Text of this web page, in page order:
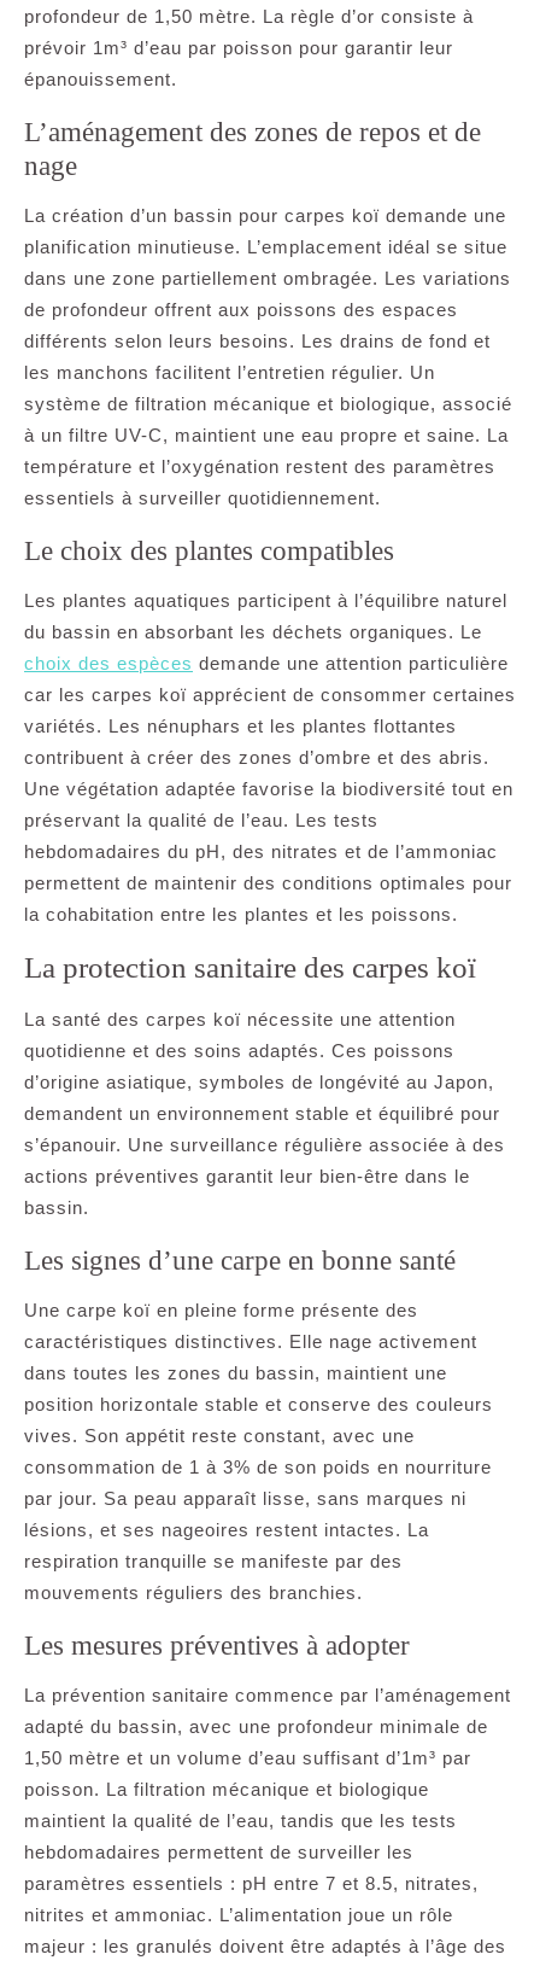
profondeur de 1,50 mètre. La règle d’or consiste à
prévoir 1m³ d’eau par poisson pour garantir leur
épanouissement.
L’aménagement des zones de repos et de
nage
La création d’un bassin pour carpes koï demande une
planification minutieuse. L’emplacement idéal se situe
dans une zone partiellement ombragée. Les variations
de profondeur offrent aux poissons des espaces
différents selon leurs besoins. Les drains de fond et
les manchons facilitent l’entretien régulier. Un
système de filtration mécanique et biologique, associé
à un filtre UV-C, maintient une eau propre et saine. La
température et l’oxygénation restent des paramètres
essentiels à surveiller quotidiennement.
Le choix des plantes compatibles
Les plantes aquatiques participent à l’équilibre naturel
du bassin en absorbant les déchets organiques. Le
choix des espèces demande une attention particulière
car les carpes koï apprécient de consommer certaines
variétés. Les nénuphars et les plantes flottantes
contribuent à créer des zones d’ombre et des abris.
Une végétation adaptée favorise la biodiversité tout en
préservant la qualité de l’eau. Les tests
hebdomadaires du pH, des nitrates et de l’ammoniac
permettent de maintenir des conditions optimales pour
la cohabitation entre les plantes et les poissons.
La protection sanitaire des carpes koï
La santé des carpes koï nécessite une attention
quotidienne et des soins adaptés. Ces poissons
d’origine asiatique, symboles de longévité au Japon,
demandent un environnement stable et équilibré pour
s’épanouir. Une surveillance régulière associée à des
actions préventives garantit leur bien-être dans le
bassin.
Les signes d’une carpe en bonne santé
Une carpe koï en pleine forme présente des
caractéristiques distinctives. Elle nage activement
dans toutes les zones du bassin, maintient une
position horizontale stable et conserve des couleurs
vives. Son appétit reste constant, avec une
consommation de 1 à 3% de son poids en nourriture
par jour. Sa peau apparaît lisse, sans marques ni
lésions, et ses nageoires restent intactes. La
respiration tranquille se manifeste par des
mouvements réguliers des branchies.
Les mesures préventives à adopter
La prévention sanitaire commence par l’aménagement
adapté du bassin, avec une profondeur minimale de
1,50 mètre et un volume d’eau suffisant d’1m³ par
poisson. La filtration mécanique et biologique
maintient la qualité de l’eau, tandis que les tests
hebdomadaires permettent de surveiller les
paramètres essentiels : pH entre 7 et 8.5, nitrates,
nitrites et ammoniac. L’alimentation joue un rôle
majeur : les granulés doivent être adaptés à l’âge des